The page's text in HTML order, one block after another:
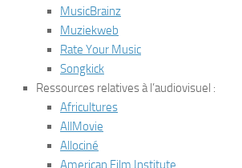
MusicBrainz
Muziekweb
Rate Your Music
Songkick
Ressources relatives à l’audiovisuel :
Africultures
AllMovie
Allociné
American Film Institute